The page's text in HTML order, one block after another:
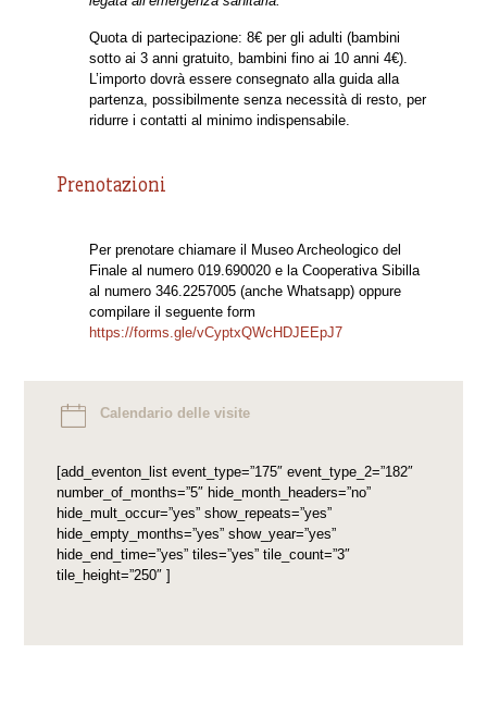
Quota di partecipazione: 8€ per gli adulti (bambini
sotto ai 3 anni gratuito, bambini fino ai 10 anni 4€).
L’importo dovrà essere consegnato alla guida alla
partenza, possibilmente senza necessità di resto, per
ridurre i contatti al minimo indispensabile.
Prenotazioni
Per prenotare chiamare il Museo Archeologico del
Finale al numero 019.690020 e la Cooperativa Sibilla
al numero 346.2257005 (anche Whatsapp) oppure
compilare il seguente form
https://forms.gle/vCyptxQWcHDJEEpJ7
Calendario delle visite
[add_eventon_list event_type=”175″ event_type_2=”182″
number_of_months=”5″ hide_month_headers=”no”
hide_mult_occur=”yes” show_repeats=”yes”
hide_empty_months=”yes” show_year=”yes”
hide_end_time=”yes” tiles=”yes” tile_count=”3″
tile_height=”250″ ]